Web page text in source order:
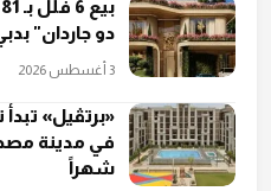
دو جاردان"
3 أغسطس 2026
شهراً